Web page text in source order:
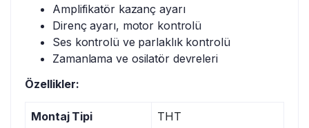
Amplifikatör kazanç ayarı
Direnç ayarı, motor kontrolü
Ses kontrolü ve parlaklık kontrolü
Zamanlama ve osilatör devreleri
Özellikler:
Montaj Tipi THT